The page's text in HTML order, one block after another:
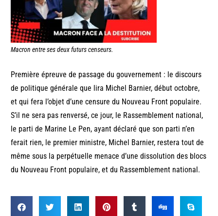
Macron entre ses deux futurs censeurs.
Première épreuve de passage du gouvernement : le discours
de politique générale que lira Michel Barnier, début octobre,
et qui fera l’objet d’une censure du Nouveau Front populaire.
S’il ne sera pas renversé, ce jour, le Rassemblement national,
le parti de Marine Le Pen, ayant déclaré que son parti n’en
ferait rien, le premier ministre, Michel Barnier, restera tout de
même sous la perpétuelle menace d’une dissolution des blocs
du Nouveau Front populaire, et du Rassemblement national.